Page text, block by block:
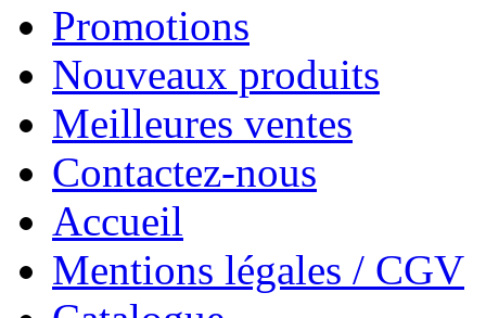
Promotions
Nouveaux produits
Meilleures ventes
Contactez-nous
Accueil
Mentions légales / CGV